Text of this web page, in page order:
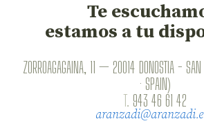
Te
estamos a tu
ZORROAGAGAINA, 11 — 20014 DONOSTIA - SAN
· SPAIN)
T. 943 46 61 42